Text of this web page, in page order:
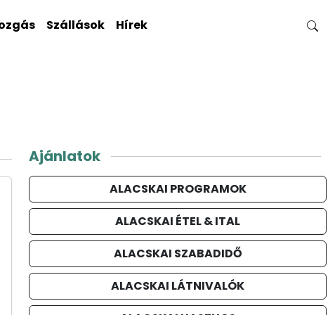
Szállások Hírek
Ajánlatok
ALACSKAI PROGRAMOK
ALACSKAI ÉTEL & ITAL
ALACSKAI SZABADIDŐ
ALACSKAI LÁTNIVALÓK